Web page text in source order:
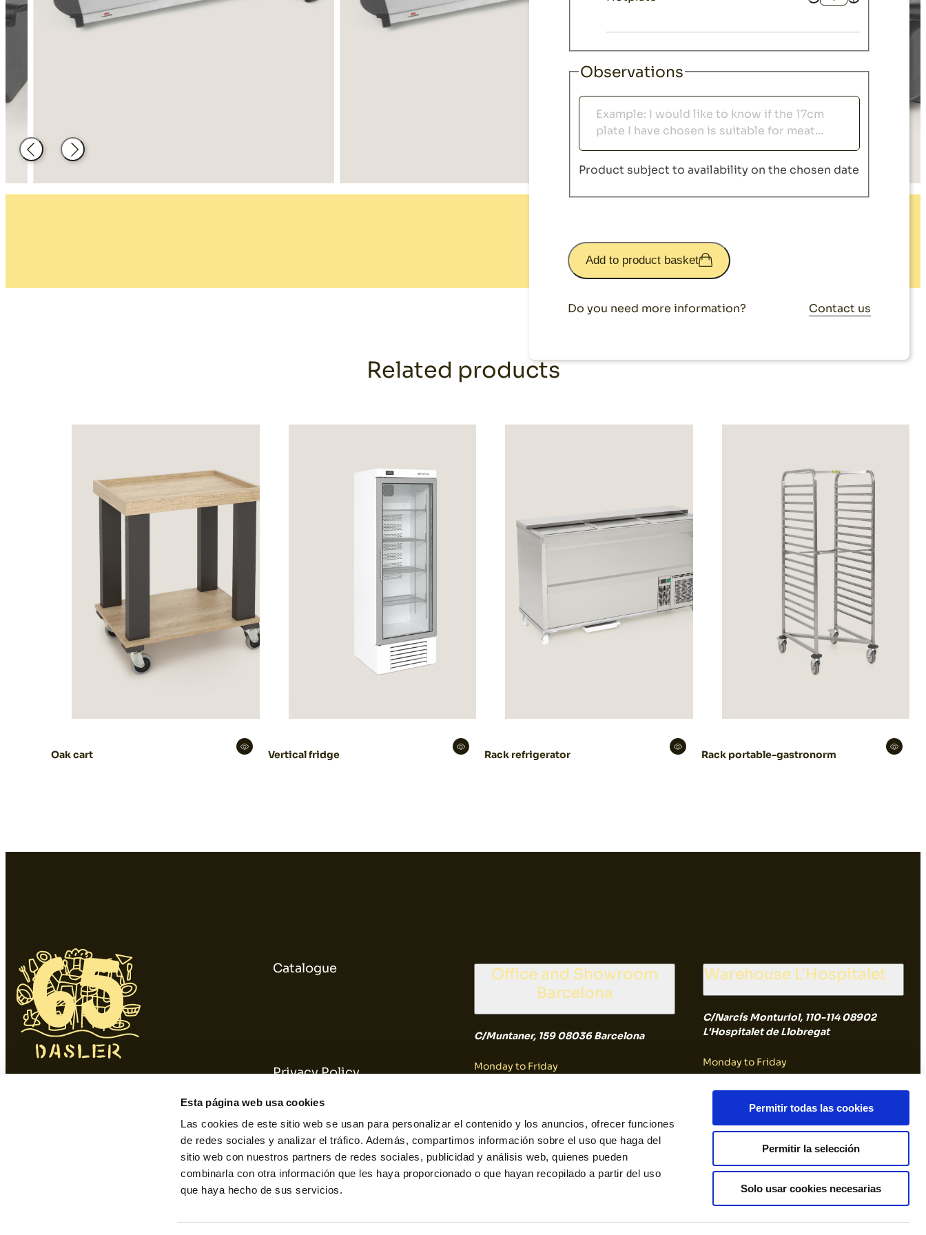
Esta página web usa cookies
Las cookies de este sitio web se usan para personalizar el contenido y los anuncios, ofrecer funciones
de redes sociales y analizar el tráfico. Además, compartimos información sobre el uso que haga del
sitio web con nuestros partners de redes sociales, publicidad y análisis web, quienes pueden
combinarla con otra información que les haya proporcionado o que hayan recopilado a partir del uso
que haya hecho de sus servicios.
Permitir todas las cookies
Permitir la selección
Solo usar cookies necesarias
Quantity
Observations
Observations
Product subject to availability on the chosen date
Add to product basket
Do you need more information? Contact us
Back Next
Related products
Oak cart Vertical fridge Rack refrigerator Rack portable-gastronorm
Catalogue
Privacy Policy
Cookies Policy
Office and Showroom
Barcelona
C/Muntaner, 159 08036 Barcelona
Monday to Friday
Saturday and Sunday
Closed
Warehouse L'Hospitalet
C/Narcís Monturiol, 110-114 08902
L'Hospitalet de Llobregat
Monday to Friday
8:00 a 14:30
Saturday and Sunday
Closed